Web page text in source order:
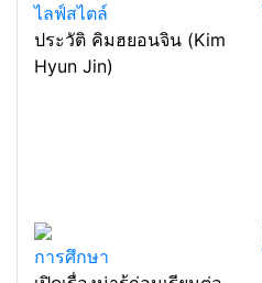
ไลฟ์สไตล์
ประวัติ คิมฮยอนจิน (Kim
Hyun Jin)
การศึกษา